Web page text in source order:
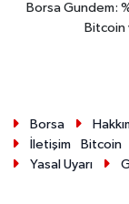
Borsa Gundem:
Bitcoin
Borsa
İletişim
Bitcoin
Yasal Uyarı